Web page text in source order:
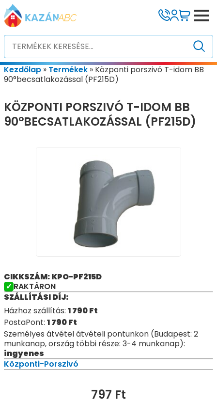
Kezdőlap » Termékek » Központi porszivó T-idom BB
90°becsatlakozással (PF215D)
KÖZPONTI PORSZIVÓ T-IDOM BB
90°BECSATLAKOZÁSSAL (PF215D)
CIKKSZÁM: KPO-PF215D
RAKTÁRON
SZÁLLÍTÁSI DÍJ:
Házhoz szállítás: 1 790Ft
PostaPont: 1 790Ft
Személyes átvétel átvételi pontunkon (Budapest: 2
munkanap, ország többi része: 3-4 munkanap):
ingyenes
Központi-Porszivó
797 Ft